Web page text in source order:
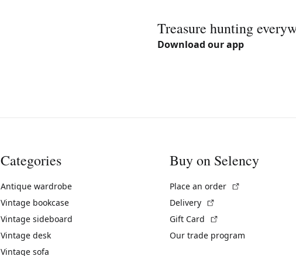
Treasure hunting
Download our app
Categories
Antique wardrobe
Vintage bookcase
Vintage sideboard
Vintage desk
Vintage sofa
Buy on Selency
Place an order
Delivery
Gift Card
Our trade program